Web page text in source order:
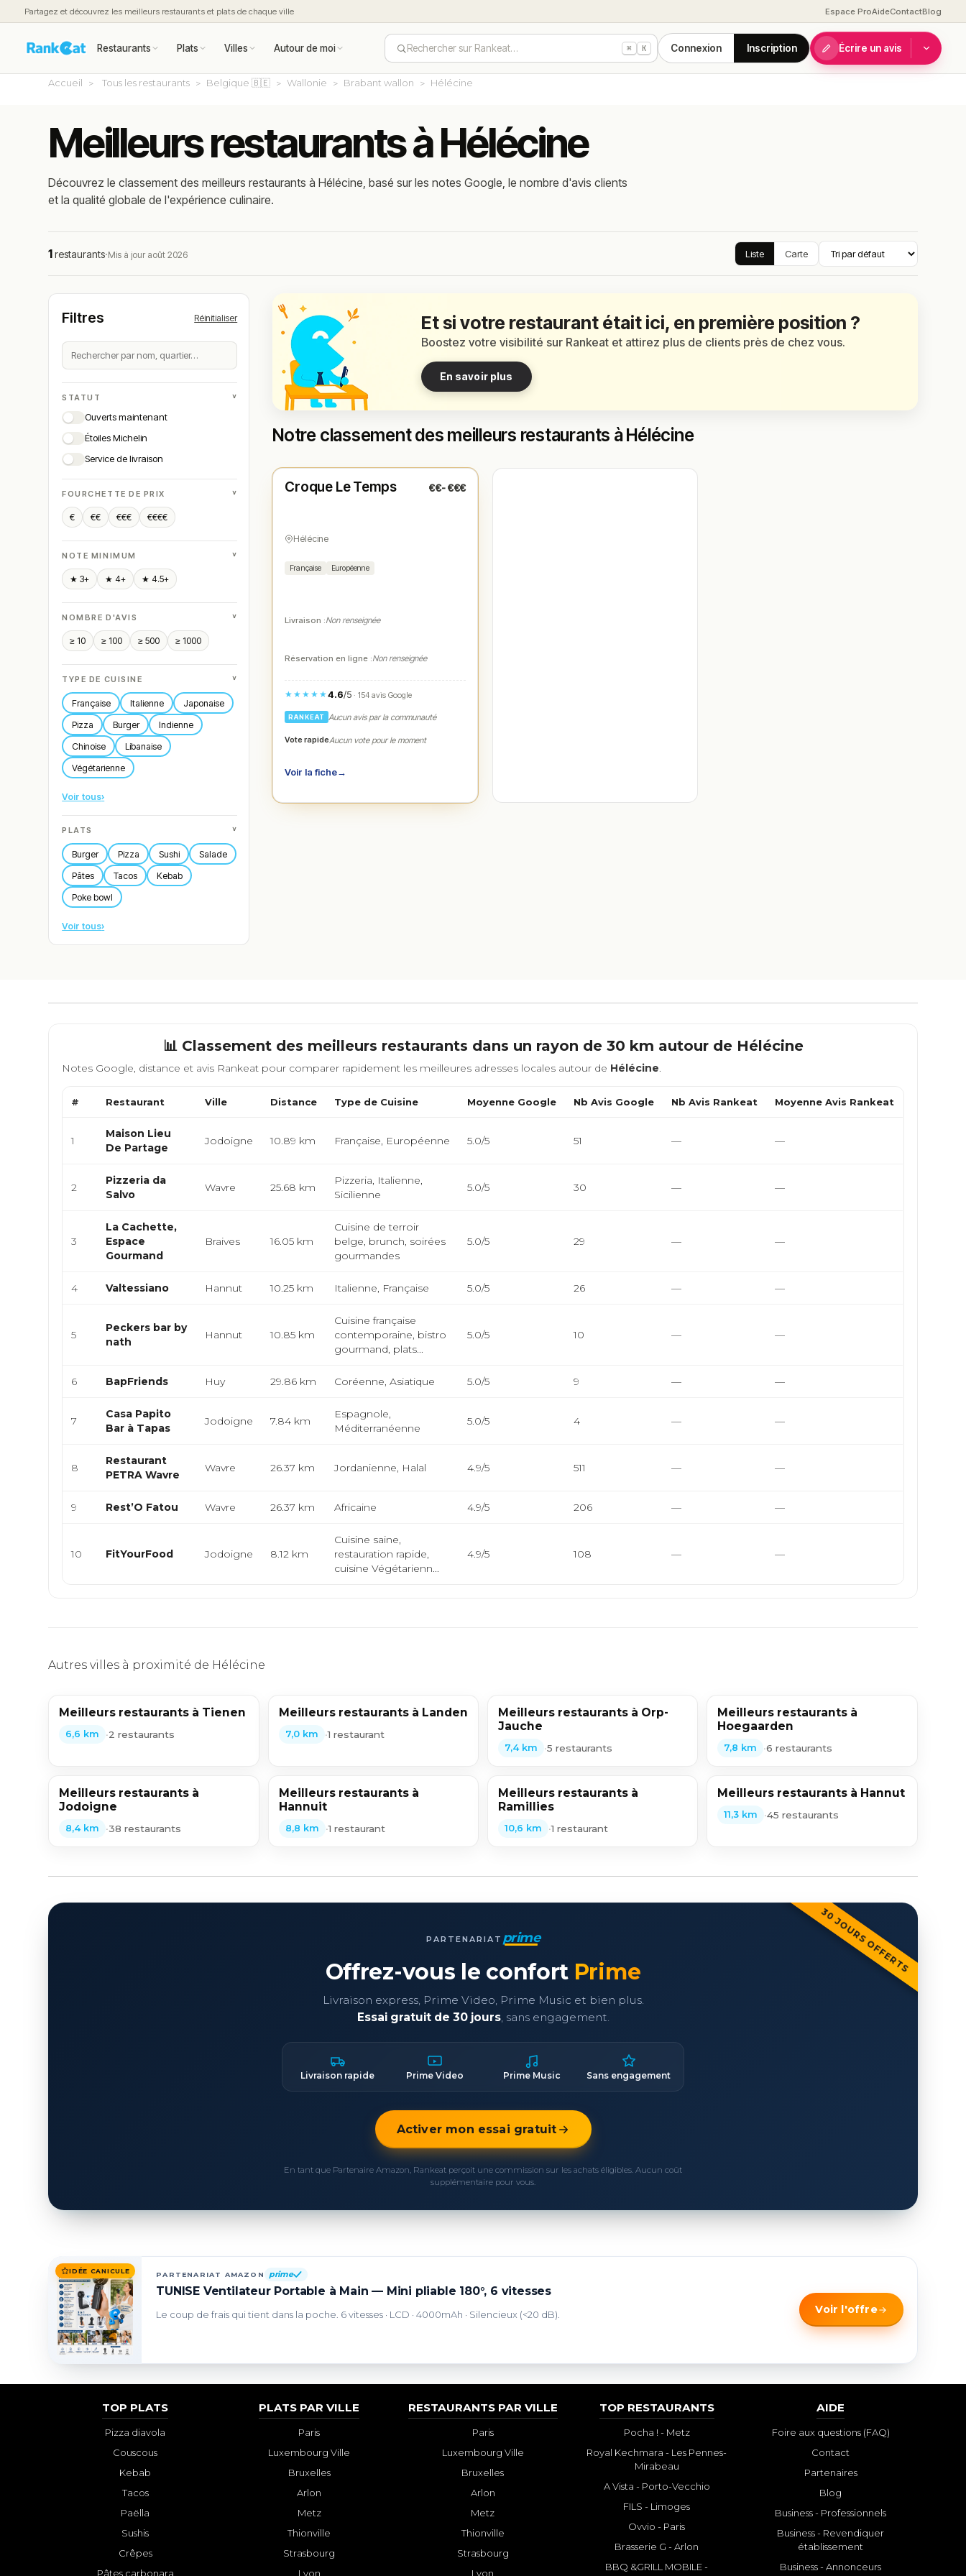
Partagez et découvrez les meilleurs restaurants et plats de chaque ville Espace ProAideContactBlog
Restaurants Plats Villes Autour de moi Rechercher sur Rankeat… ⌘ K Connexion Inscription Écrire un avis
Accueil Tous les restaurants Belgique 🇧🇪 Wallonie Brabant wallon Hélécine
Meilleurs restaurants à Hélécine
Découvrez le classement des meilleurs restaurants à Hélécine, basé sur les notes Google, le nombre d'avis clients
et la qualité globale de l'expérience culinaire.
1restaurants·Mis à jour août 2026 Liste Carte
Filtres Réinitialiser
STATUT ˅
Ouverts maintenant
Étoiles Michelin
Service de livraison
FOURCHETTE DE PRIX ˅
€ €€ €€€ €€€€
NOTE MINIMUM ˅
★ 3+ ★ 4+ ★ 4.5+
NOMBRE D'AVIS ˅
≥ 10 ≥ 100 ≥ 500 ≥ 1000
TYPE DE CUISINE ˅
Française Italienne
Japonaise
Pizza
Burger
Indienne
Chinoise
Libanaise
Végétarienne
Voir tous›
PLATS ˅
Burger Pizza Sushi
Salade
Pâtes
Tacos
Kebab
Poke bowl
Voir tous›
Et si votre restaurant était ici, en première position ?
Boostez votre visibilité sur Rankeat et attirez plus de clients près de chez vous.
En savoir plus
Notre classement des meilleurs restaurants à Hélécine
★ N° 1
Croque Le Temps €€-€€€
Hélécine
Française Européenne
Livraison :Non renseignée
Réservation en ligne :Non renseignée
★★★★★4.6/5· 154 avis Google
RANKEAT Aucun avis par la communauté
Vote rapideAucun vote pour le moment
Voir la fiche→
📊 Classement des meilleurs restaurants dans un rayon de 30 km autour de Hélécine
Notes Google, distance et avis Rankeat pour comparer rapidement les meilleures adresses locales autour de Hélécine.
# Restaurant Ville Distance Type de Cuisine Moyenne Google Nb Avis Google Nb Avis Rankeat Moyenne Avis Rankeat
1
Maison Lieu
De Partage
Jodoigne 10.89 km Française, Européenne 5.0/5 51 — —
2
Pizzeria da
Salvo
Wavre 25.68 km
Pizzeria, Italienne,
Sicilienne
5.0/5 30 — —
3
La Cachette,
Espace
Gourmand
Braives 16.05 km
Cuisine de terroir
belge, brunch, soirées
gourmandes
5.0/5 29 — —
4 Valtessiano Hannut 10.25 km Italienne, Française 5.0/5 26 — —
5
Peckers bar by
nath
Hannut 10.85 km
Cuisine française
contemporaine, bistro
gourmand, plats...
5.0/5 10 — —
6 BapFriends Huy 29.86 km Coréenne, Asiatique 5.0/5 9 — —
7
Casa Papito
Bar à Tapas
Jodoigne 7.84 km
Espagnole,
Méditerranéenne
5.0/5 4 — —
8
Restaurant
PETRA Wavre
Wavre 26.37 km Jordanienne, Halal 4.9/5 511 — —
9 Rest’O Fatou Wavre 26.37 km Africaine 4.9/5 206 — —
10 FitYourFood Jodoigne 8.12 km
Cuisine saine,
restauration rapide,
cuisine Végétarienn...
4.9/5 108 — —
Autres villes à proximité de Hélécine
Meilleurs restaurants à Tienen
6,6 km •2 restaurants
Meilleurs restaurants à Landen
7,0 km •1 restaurant
Meilleurs restaurants à Orp-
Jauche
7,4 km •5 restaurants
Meilleurs restaurants à
Hoegaarden
7,8 km •6 restaurants
Meilleurs restaurants à
Jodoigne
8,4 km •38 restaurants
Meilleurs restaurants à
Hannuit
8,8 km •1 restaurant
Meilleurs restaurants à
Ramillies
10,6 km •1 restaurant
Meilleurs restaurants à Hannut
11,3 km •45 restaurants
30 JOURS OFFERTS
PARTENARIAT prime
Offrez-vous le confort Prime
Livraison express, Prime Video, Prime Music et bien plus.
Essai gratuit de 30 jours, sans engagement.
Livraison rapide Prime Video Prime Music Sans engagement
Activer mon essai gratuit
En tant que Partenaire Amazon, Rankeat perçoit une commission sur les achats éligibles. Aucun coût
supplémentaire pour vous.
IDÉE CANICULE PARTENARIAT AMAZON prime
TUNISE Ventilateur Portable à Main — Mini pliable 180°, 6 vitesses
Le coup de frais qui tient dans la poche. 6 vitesses · LCD · 4000mAh · Silencieux (<20 dB). Voir l'offre
TOP PLATS
Pizza diavola
Couscous
Kebab
Tacos
Paëlla
Sushis
Crêpes
Pâtes carbonara
PLATS PAR VILLE
Paris
Luxembourg Ville
Bruxelles
Arlon
Metz
Thionville
Strasbourg
Lyon
RESTAURANTS PAR VILLE
Paris
Luxembourg Ville
Bruxelles
Arlon
Metz
Thionville
Strasbourg
Lyon
TOP RESTAURANTS
Pocha ! - Metz
Royal Kechmara - Les Pennes-
Mirabeau
A Vista - Porto-Vecchio
FILS - Limoges
Ovvio - Paris
Brasserie G - Arlon
BBQ &GRILL MOBILE -
AIDE
Foire aux questions (FAQ)
Contact
Partenaires
Blog
Business - Professionnels
Business - Revendiquer
établissement
Business - Annonceurs